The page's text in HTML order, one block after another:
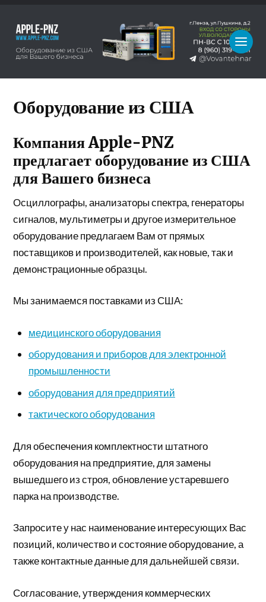
Оборудование из США
Компания Apple-PNZ
предлагает оборудование из США
для Вашего бизнеса
Осциллографы, анализаторы спектра, генераторы
сигналов, мультиметры и другое измерительное
оборудование предлагаем Вам от прямых
поставщиков и производителей, как новые, так и
демонстрационные образцы.
Мы занимаемся поставками из США:
медицинского оборудования
оборудования и приборов для электронной
промышленности
оборудования для предприятий
тактического оборудования
Для обеспечения комплектности штатного
оборудования на предприятие, для замены
вышедшего из строя, обновление устаревшего
парка на производстве.
Запросите у нас наименование интересующих Вас
позиций, количество и состояние оборудование, а
также контактные данные для дальнейшей связи.
Согласование, утверждения коммерческих